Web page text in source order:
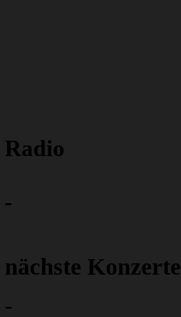
Radio
-
nächste Konzerte
-